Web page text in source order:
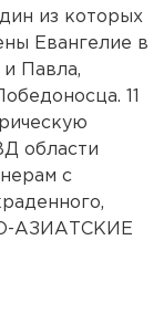
из которых
Евангелие в
Павла,
11
области
с
АЗИАТСКИЕ